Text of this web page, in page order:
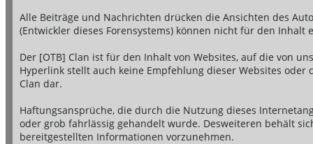
Alle Beiträge und Nachrichten drücken die Ansichten des
(Entwickler dieses Forensystems) können nicht für den
Der [OTB] Clan ist für den Inhalt von Websites, auf die von
Hyperlink stellt auch keine Empfehlung dieser Websites
Clan dar.
Haftungsansprüche, die durch die Nutzung dieses
oder grob fahrlässig gehandelt wurde. Desweiteren behält
bereitgestellten Informationen vorzunehmen.